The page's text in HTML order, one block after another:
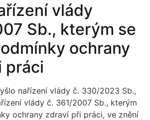
vlády
Sb., kterým se
ochrany
práci
nařízení vlády č. 330/2023 Sb.,
vlády č. 361/2007 Sb., kterým
ochrany zdraví při práci, ve znění